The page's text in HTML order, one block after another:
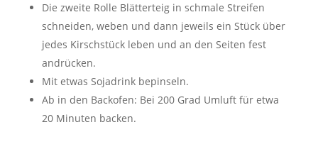
Die zweite Rolle Blätterteig in schmale Streifen
schneiden, weben und dann jeweils ein Stück über
jedes Kirschstück leben und an den Seiten fest
andrücken.
Mit etwas Sojadrink bepinseln.
Ab in den Backofen: Bei 200 Grad Umluft für etwa
20 Minuten backen.